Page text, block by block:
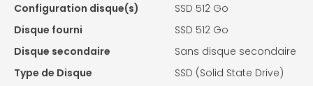
Configuration disque(s)
SSD 512 Go
Disque fourni
SSD 512 Go
Disque secondaire
Sans disque secondaire
Type de Disque
SSD (Solid State Drive)